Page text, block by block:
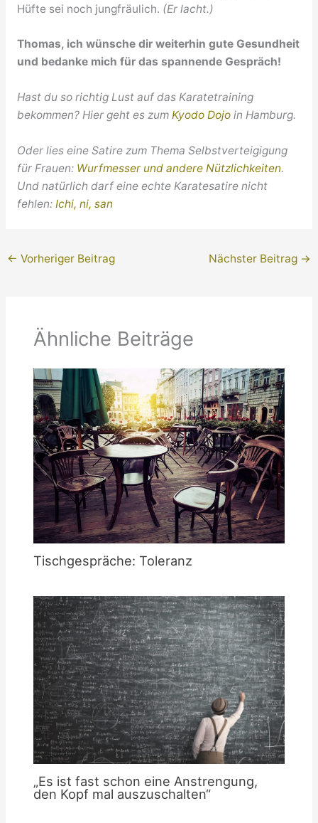
Hüfte sei noch jungfräulich. (Er lacht.)
Thomas, ich wünsche dir weiterhin gute Gesundheit
und bedanke mich für das spannende Gespräch!
Hast du so richtig Lust auf das Karatetraining
bekommen? Hier geht es zum Kyodo Dojoin Hamburg.
Oder lies eine Satire zum Thema Selbstverteigigung
für Frauen: Wurfmesser und andere Nützlichkeiten.
Und natürlich darf eine echte Karatesatire nicht
fehlen: Ichi, ni, san
← Vorheriger Beitrag Nächster Beitrag →
Ähnliche Beiträge
Tischgespräche: Toleranz
„Es ist fast schon eine Anstrengung,
den Kopf mal auszuschalten“